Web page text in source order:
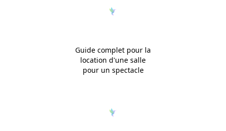
Guide complet pour la
location d'une salle
pour un spectacle